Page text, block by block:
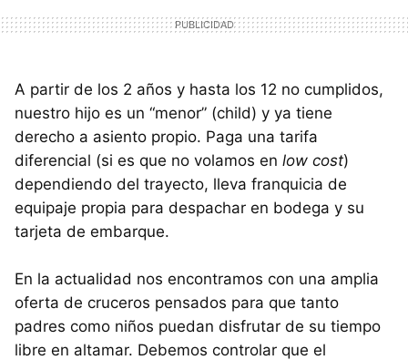
A partir de los 2 años y hasta los 12 no cumplidos,
nuestro hijo es un “menor” (child) y ya tiene
derecho a asiento propio. Paga una tarifa
diferencial (si es que no volamos en low cost)
dependiendo del trayecto, lleva franquicia de
equipaje propia para despachar en bodega y su
tarjeta de embarque.
En la actualidad nos encontramos con una amplia
oferta de cruceros pensados para que tanto
padres como niños puedan disfrutar de su tiempo
libre en altamar. Debemos controlar que el